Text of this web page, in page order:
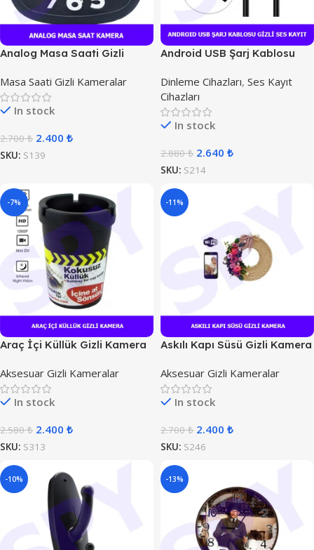
Analog Masa Saati Gizli
Masa Saati Gizli Kameralar
In stock
2.700₺ 2.400 ₺
SKU: S139
Android USB Şarj Kablosu
Dinleme Cihazları, Ses Kayıt
Cihazları
In stock
2.880₺ 2.640 ₺
SKU: S214
-7%
Araç İçi Küllük Gizli Kamera
Aksesuar Gizli Kameralar
In stock
2.580₺ 2.400 ₺
SKU: S313
-11%
Askılı Kapı Süsü Gizli Kamera
Aksesuar Gizli Kameralar
In stock
2.700₺ 2.400 ₺
SKU: S246
-10% -13%